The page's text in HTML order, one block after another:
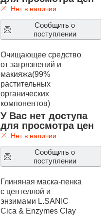
Нет в наличии
Сообщить о
поступлении
Очищающее средство
от загрязнений и
макияжа(99%
растительных
органических
компонентов)
Dr.Myer's Botanic
Liquid Cleanser
У Вас нет доступа
для просмотра цен
Нет в наличии
Сообщить о
поступлении
Глиняная маска-пенка
с центеллой и
энзимами L.SANIC
Cica & Enzymes Clay